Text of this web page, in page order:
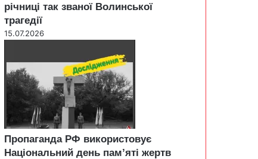
річниці так званої Волинської
трагедії
15.07.2026
Пропаганда РФ використовує
Національний день пам’яті жертв